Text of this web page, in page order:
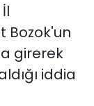
Bozok'un
girerek
iddia